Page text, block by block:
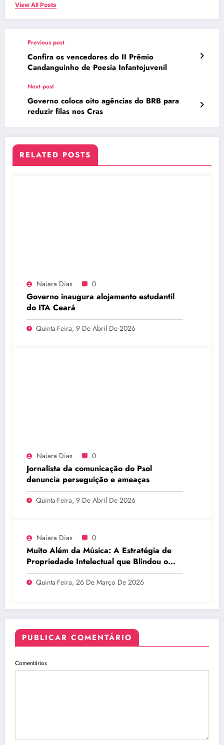
View All Posts
Previous post
Confira os vencedores do II Prêmio
Candanguinho de Poesia Infantojuvenil
Next post
Governo coloca oito agências do BRB para
reduzir filas nos Cras
RELATED POSTS
Naiara Dias 0
Governo inaugura alojamento estudantil
do ITA Ceará
Quinta-Feira, 9 De Abril De 2026
Naiara Dias 0
Jornalista da comunicação do Psol
denuncia perseguição e ameaças
Quinta-Feira, 9 De Abril De 2026
Naiara Dias 0
Muito Além da Música: A Estratégia de
Propriedade Intelectual que Blindou o
Legado do BTS
Quinta-Feira, 26 De Março De 2026
PUBLICAR COMENTÁRIO
Comentários